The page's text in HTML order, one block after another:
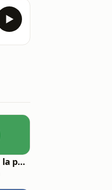
Clarisse donne la parole aux papas. Comment concilier la vie pro et la vie privée?